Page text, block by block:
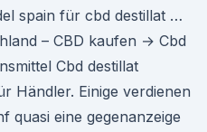
spain für cbd destillat …
– CBD kaufen → Cbd
Cbd destillat
Händler. Einige verdienen
quasi eine gegenanzeige